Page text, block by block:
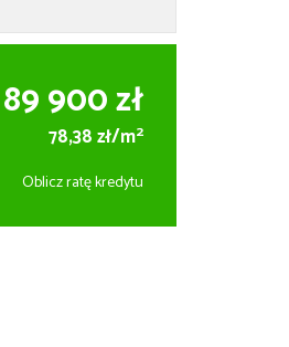
89 900 zł
78,38 zł/m2
Oblicz ratę kredytu